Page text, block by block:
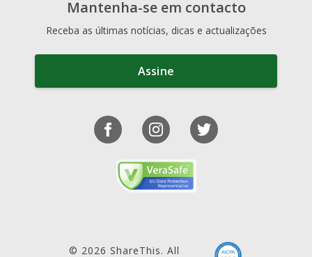
Mantenha-se em contacto
Receba as últimas notícias, dicas e actualizações
Assine
© 2026 ShareThis. All